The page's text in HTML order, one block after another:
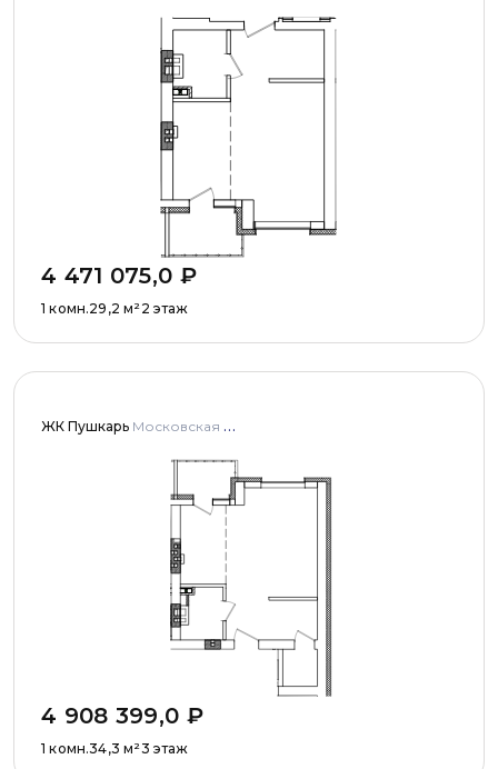
4 471 075,0 ₽
1 комн.29,2 м²2 этаж
ЖК Пушкарь Московская область, Городской округ Пушкинский, с. Тарасовка, мкр Пушкарь, дома № 1, 2, 3
4 908 399,0 ₽
1 комн.34,3 м²3 этаж